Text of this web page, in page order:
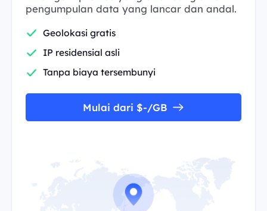
pengumpulan data yang lancar dan andal.
Geolokasi gratis
IP residensial asli
Tanpa biaya tersembunyi
Mulai dari $-/GB